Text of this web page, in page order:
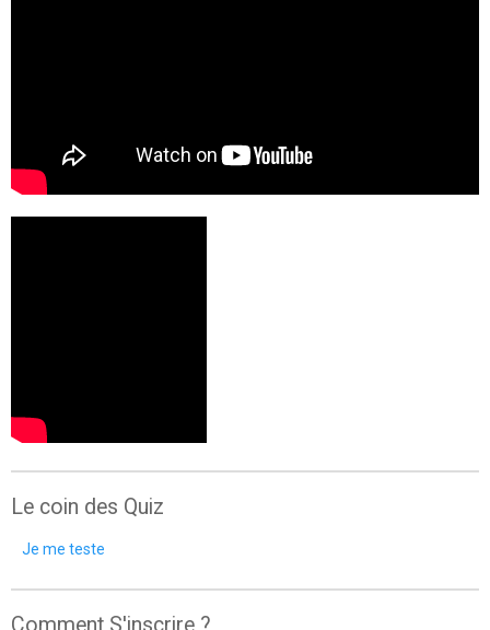
Le coin des Quiz
Je me teste
Comment S'inscrire ?